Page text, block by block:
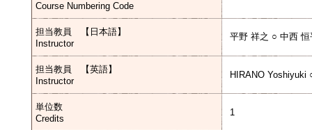
Course Numbering Code
担当教員 【日本語】
Instructor
平野 祥之 ○ 中西
担当教員 【英語】
Instructor
HIRANO Yoshiyuki
単位数
Credits
1